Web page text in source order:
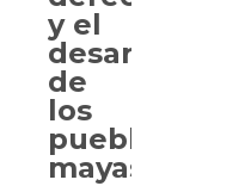
y el
desarrollo
de
los
pueblos
mayas